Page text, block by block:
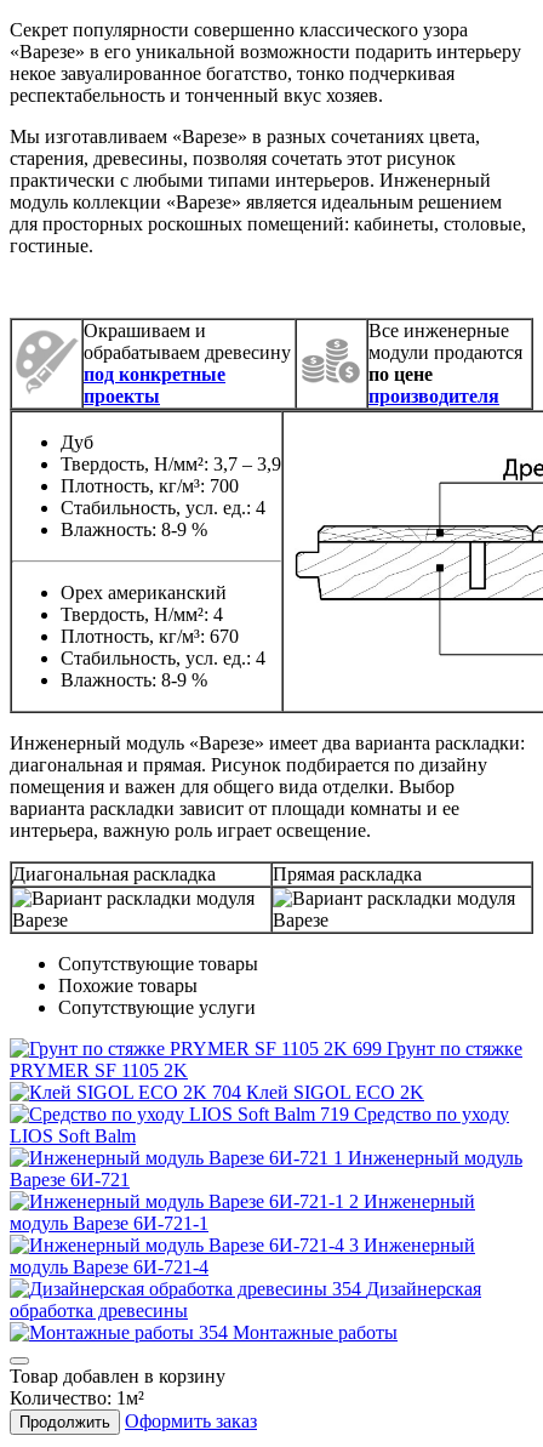
Секрет популярности совершенно классического узора
«Варезе» в его уникальной возможности подарить интерьеру
некое завуалированное богатство, тонко подчеркивая
респектабельность и тонченный вкус хозяев.
Мы изготавливаем «Варезе» в разных сочетаниях цвета,
старения, древесины, позволяя сочетать этот рисунок
практически с любыми типами интерьеров. Инженерный
модуль коллекции «Варезе» является идеальным решением
для просторных роскошных помещений: кабинеты, столовые,
гостиные.
Окрашиваем и
обрабатываем древесину
под конкретные
проекты
Все инженерные
модули продаются
по цене
производителя
Дуб
Твердость, Н/мм²: 3,7 – 3,9
Плотность, кг/м³: 700
Стабильность, усл. ед.: 4
Влажность: 8-9 %
Орех американский
Твердость, Н/мм²: 4
Плотность, кг/м³: 670
Стабильность, усл. ед.: 4
Влажность: 8-9 %
Инженерный модуль «Варезе» имеет два варианта раскладки:
диагональная и прямая. Рисунок подбирается по дизайну
помещения и важен для общего вида отделки. Выбор
варианта раскладки зависит от площади комнаты и ее
интерьера, важную роль играет освещение.
Диагональная раскладка Прямая раскладка
Сопутствующие товары
Похожие товары
Сопутствующие услуги
Грунт по стяжке
PRYMER SF 1105 2K
Клей SIGOL ECO 2K
Средство по уходу
LIOS Soft Balm
Инженерный модуль
Варезе 6И-721
Инженерный
модуль Варезе 6И-721-1
Инженерный
модуль Варезе 6И-721-4
Дизайнерская
обработка древесины
Монтажные работы
Товар добавлен в корзину
Количество: 1м²
Продолжить Оформить заказ